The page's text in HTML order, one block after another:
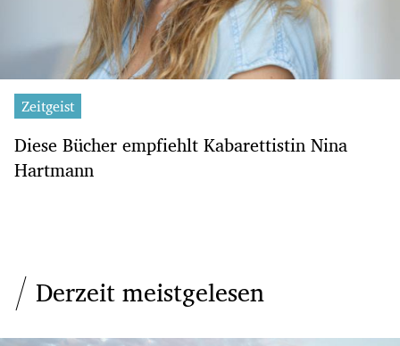
Zeitgeist
Diese Bücher empfiehlt Kabarettistin Nina
Hartmann
Derzeit meistgelesen